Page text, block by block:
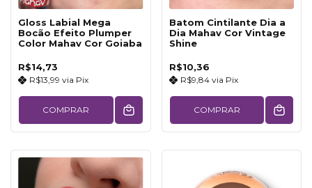
Gloss Labial Mega
Bocão Efeito Plumper
Color Mahav Cor Goiaba
R$14,73
R$13,99 via Pix
COMPRAR
Batom Cintilante Dia a
Dia Mahav Cor Vintage
Shine
R$10,36
R$9,84 via Pix
COMPRAR